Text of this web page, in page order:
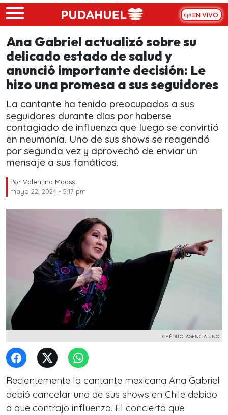
Skip to main content
EN VIVO
Ana Gabriel actualizó sobre su
delicado estado de salud y
anunció importante decisión: Le
hizo una promesa a sus seguidores
La cantante ha tenido preocupados a sus
seguidores durante días por haberse
contagiado de influenza que luego se convirtió
en neumonía. Uno de sus shows se reagendó
por segunda vez y aprovechó de enviar un
mensaje a sus fanáticos.
Por Valentina Maass
mayo 22, 2024 - 5:17 pm
CRÉDITO: AGENCIA UNO
Recientemente la cantante mexicana Ana Gabriel
debió cancelar uno de sus shows en Chile debido
a que contrajo influenza. El concierto que